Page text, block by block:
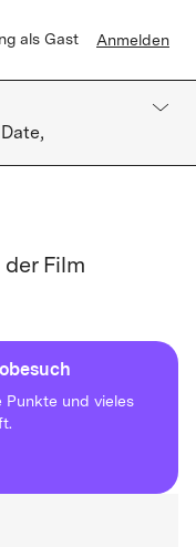
als Gast Anmelden
Film
Punkte und vieles